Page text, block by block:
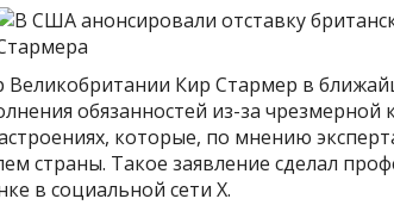
Кир Стармер в
обязанностей из-за
которые, по мнению
страны. Такое заявление сделал
в социальной сети X.